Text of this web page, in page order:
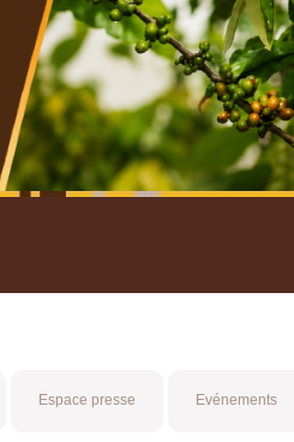
Espace presse Evénements